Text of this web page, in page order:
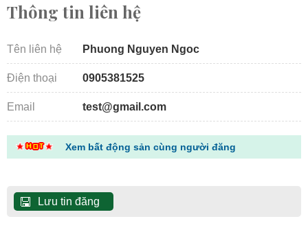
Thông tin liên hệ
Tên liên hệ Phuong Nguyen Ngoc
Điện thoại 0905381525
Email test@gmail.com
Xem bất động sản cùng người đăng
Lưu tin đăng